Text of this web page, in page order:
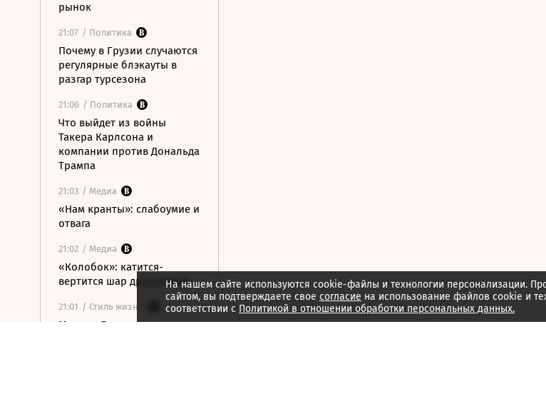
рынок
21:07 / Политика
Почему в Грузии случаются
регулярные блэкауты в
разгар турсезона
21:06 / Политика
Что выйдет из войны
Такера Карлсона и
компании против Дональда
Трампа
21:03 / Медиа
«Нам кранты»: слабоумие и
отвага
21:02 / Медиа
«Колобок»: катится-
вертится шар дрожжевой
21:01 / Стиль жизни
Марина Брусникина:
На нашем сайте используются cookie-файлы и технологии персонализации.
сайтом, вы подтверждаете свое согласие на использование файлов cookie и
соответствии с Политикой в отношении обработки персональных данных.